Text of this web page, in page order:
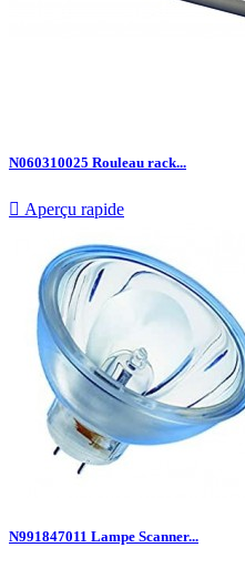
N060310025 Rouleau rack...
 Aperçu rapide
N991847011 Lampe Scanner...